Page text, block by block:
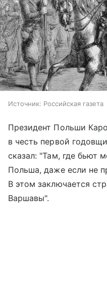
Источник: Российская газета
Президент Польши
в честь первой
сказал: "Там, где бьют
Польша, даже если не
В этом заключается
Варшавы".